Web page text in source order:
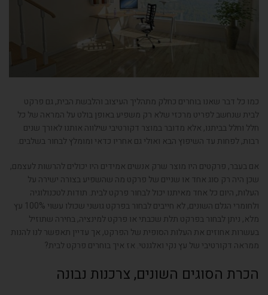
כמו כל דבר שאנו בוחרים כחלק מתהליך העיצוב והלבשת הבית, גם פרקט
לבית שנחשב לפריט מרכזי שלא רק משפיע באופן בולט על המראה של כל
חלל וחלל בביתנו, אלא מדובר במוצר דקורטיבי שילווה אותנו לאורך שנים
רבות, לפחות עד השיפוץ הבא ואולי גם אחריו כדאי ומומלץ לבחור בשלבים.
אם בעבר, פרקטים היו מוצר שרק אנשים אמידים היו יכולים להרשות לעצמם,
שכן היה רק סוג אחד או שניים של פרקט מה שהשפיע בצורה ישירה על
העלות, היום כל אחד מאיתנו יכול לבחור פרקט לבית. תודות לטכנולוגיה
ולחומרי הגלם השונים, לא חייבים לבחור בפרקט גושני שכולו עשוי 100% עץ
מלא, ניתן לבחור בפרקט תלת שכבתי או פרקט למינציה, בחירה שתוזיל
בעשרות אחוזים את העלות הסופית של הפרקט, אך עדיין תאפשר לנו להנות
ממראה דקורטיבי של עץ נקי ואלגנטי. אז איך בוחרים פרקט לבית?
הכרת הסוגים השונים, צרכנות נבונה